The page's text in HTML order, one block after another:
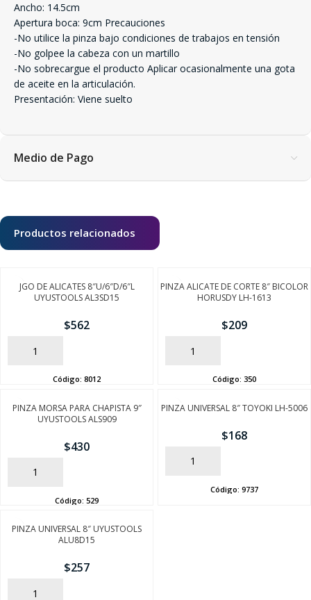
Ancho: 14.5cm
Apertura boca: 9cm Precauciones
-No utilice la pinza bajo condiciones de trabajos en tensión
-No golpee la cabeza con un martillo
-No sobrecargue el producto Aplicar ocasionalmente una gota
de aceite en la articulación.
Presentación: Viene suelto
Medio de Pago
Productos relacionados
JGO DE ALICATES 8″U/6″D/6″L
UYUSTOOLS AL3SD15
$562
AÑADIR
Código: 8012
PINZA ALICATE DE CORTE 8″ BICOLOR
HORUSDY LH-1613
$209
AÑADIR
Código: 350
PINZA MORSA PARA CHAPISTA 9″
UYUSTOOLS ALS909
$430
AÑADIR
Código: 529
PINZA UNIVERSAL 8″ TOYOKI LH-5006
$168
AÑADIR
Código: 9737
PINZA UNIVERSAL 8″ UYUSTOOLS
ALU8D15
$257
AÑADIR